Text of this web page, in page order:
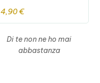
4,90€
Di te non ne ho mai
abbastanza